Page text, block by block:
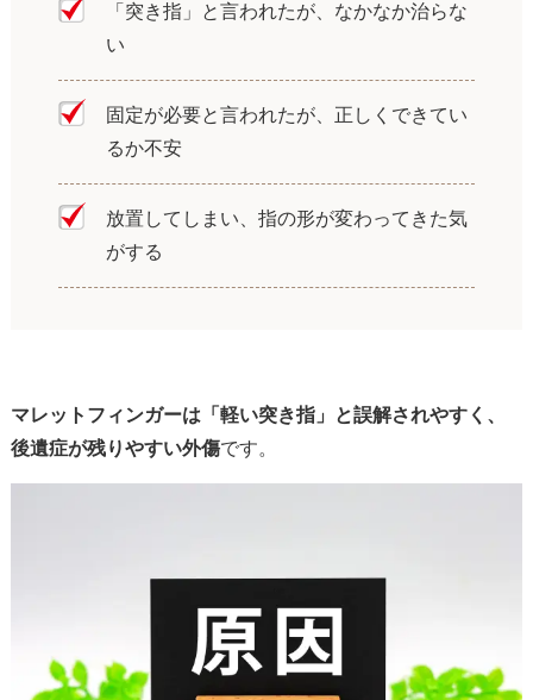
「突き指」と言われたが、なかなか治らな
い
固定が必要と言われたが、正しくできてい
るか不安
放置してしまい、指の形が変わってきた気
がする
マレットフィンガーは「軽い突き指」と誤解されやすく、
後遺症が残りやすい外傷です。